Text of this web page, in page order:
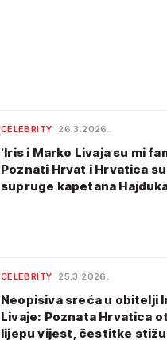
CELEBRITY 26.3.2026.
‘Iris i Marko Livaja su mi
Poznati Hrvat i Hrvatica
supruge kapetana
CELEBRITY 25.3.2026.
Neopisiva sreća u obitelji
Livaje: Poznata Hrvatica
lijepu vijest, čestitke stižu